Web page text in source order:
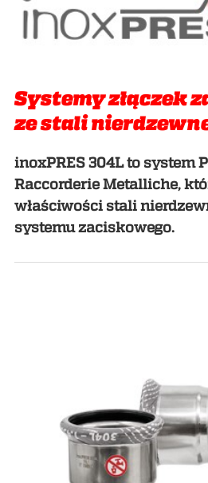
KONTAKTY
POBIERANIE
Systemy złączek
ze stali
inoxPRES 304L to system
Raccorderie Metalliche,
właściwości stali
systemu zaciskowego.